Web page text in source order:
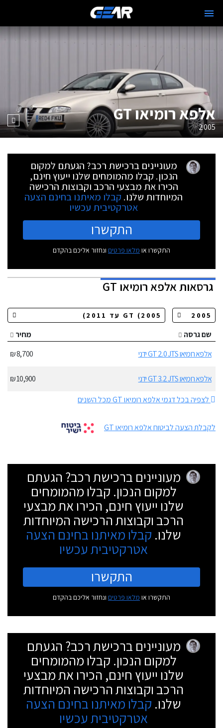
אלפא רומיאו GT
2005
מעוניינים ברכישת רכב? הגעתם למקום
הנכון. קבלו מהמומחים שלנו ייעוץ חינם,
הכירו את מבצעי הרכב וקבוצות הרכישה
המיוחדות שלנו. קבלו מאיתנו בחינם הצעה
אטרקטיבית עכשיו
התקשרו
התקשרו או מלאו פרטים ונחזור אליכם בהקדם
גרסאותאלפא רומיאו GT
שם גרסה
מחיר
אלפא רומיאו GT 2.0 JTS ידני
8,700 ₪
אלפא רומיאו GT 3.2 JTS ידני
10,900 ₪
לצפיה בכל דגמי אלפא רומיאו GT מכל השנים
לקבלת הצעה לביטוח אלפא רומיאו GT
מעוניינים ברכישת רכב? הגעתם
למקום הנכון. קבלו מהמומחים
שלנו ייעוץ חינם, הכירו את מבצעי
הרכב וקבוצות הרכישה המיוחדות
שלנו. קבלו מאיתנו בחינם הצעה
אטרקטיבית עכשיו
התקשרו
התקשרו או מלאו פרטים ונחזור אליכם בהקדם
מעוניינים ברכישת רכב? הגעתם
למקום הנכון. קבלו מהמומחים
שלנו ייעוץ חינם, הכירו את מבצעי
הרכב וקבוצות הרכישה המיוחדות
שלנו. קבלו מאיתנו בחינם הצעה
אטרקטיבית עכשיו